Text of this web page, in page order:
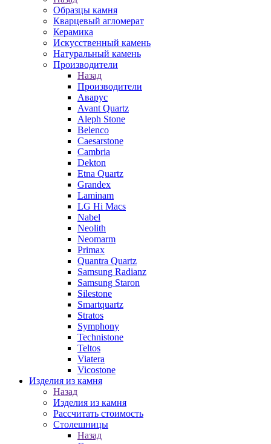
Образцы камня
Кварцевый агломерат
Керамика
Искусственный камень
Натуральный камень
Производители
Назад
Производители
Аварус
Avant Quartz
Aleph Stone
Belenco
Caesarstone
Cambria
Dekton
Etna Quartz
Grandex
Laminam
LG Hi Macs
Nabel
Neolith
Neomarm
Primax
Quantra Quartz
Samsung Radianz
Samsung Staron
Silestone
Smartquartz
Stratos
Symphony
Technistone
Teltos
Viatera
Vicostone
Изделия из камня
Назад
Изделия из камня
Рассчитать стоимость
Столешницы
Назад